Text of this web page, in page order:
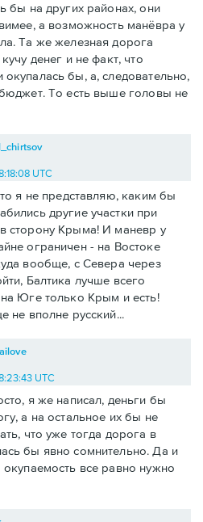
бы на других районах, они
а возможность манёвра у
Та же железная дорога
денег и не факт, что
бы, а, следовательно,
То есть выше головы не
UTC
я не представляю, каким бы
другие участки при
сторону Крыма! И маневр у
ограничен - на Востоке
вообще, с Севера через
Балтика лучше всего
Юге только Крым и есть!
не вполне русский...
UTC
я же написал, деньги бы
а на остальное их бы не
что уже тогда дорога в
бы явно сомнительно. Да и
все равно нужно